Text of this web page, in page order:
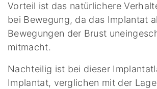
Vorteil ist das natürlichere
bei Bewegung, da das Implantat
Bewegungen der Brust
mitmacht.
Nachteilig ist bei dieser
Implantat, verglichen mit der